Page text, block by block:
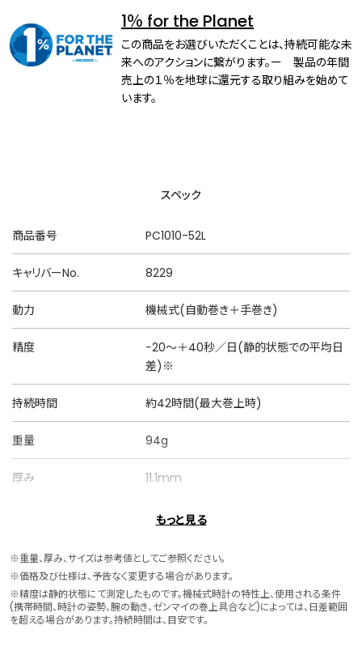
1％ for the Planet
この商品をお選びいただくことは、持続可能な未
来へのアクションに繋がります。ー 製品の年間
売上の１％を地球に還元する取り組みを始めて
います。
スペック
商品番号 PC1010-52L
キャリバーNo. 8229
動力 機械式(自動巻き＋手巻き)
精度
−20～＋40秒／日(静的状態での平均日
差)※
持続時間 約42時間(最大巻上時)
重量 94g
厚み 11.1mm
横 34.0mm
ケース素材 ステンレス
バンド素材・タイプ
ステンレス
三ツ折れプッシュタイプ
もっと見る
※重量、厚み、サイズは参考値としてご参照ください。
※価格及び仕様は、予告なく変更する場合があります。
※精度は静的状態にて測定したものです。機械式時計の特性上、使用される条件
(携帯時間、時計の姿勢、腕の動き、ゼンマイの巻上具合など)によっては、日差範囲
を超える場合があります。持続時間は、目安です。